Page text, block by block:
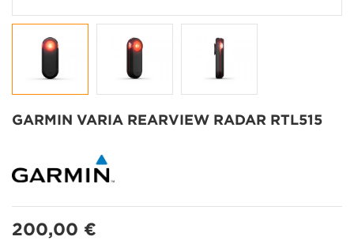
GARMIN VARIA REARVIEW RADAR RTL515
200,00 €